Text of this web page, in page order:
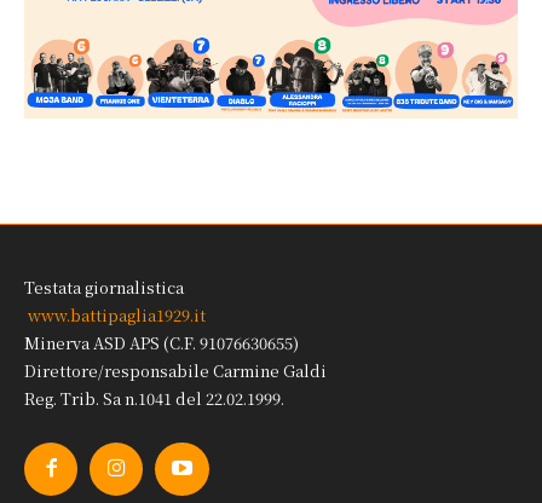
Testata giornalistica
www.battipaglia1929.it
Minerva ASD APS (C.F. 91076630655)
Direttore/responsabile Carmine Galdi
Reg. Trib. Sa n.1041 del 22.02.1999.